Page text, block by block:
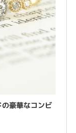
豪華なコンビ